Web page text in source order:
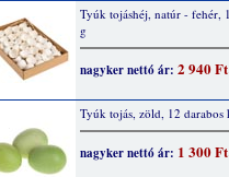
Tyúk tojáshéj, natúr - fehér,
g
nagyker nettó ár: 2 940 Ft
Tyúk tojás, zöld, 12 darabos
nagyker nettó ár: 1 300 Ft